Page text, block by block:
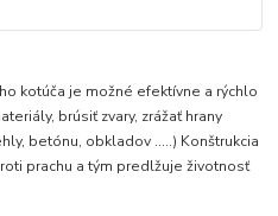
kotúča je možné efektívne a rýchlo
brúsiť zvary, zrážať hrany
betónu, obkladov .....) Konštrukcia
prachu a tým predlžuje životnosť